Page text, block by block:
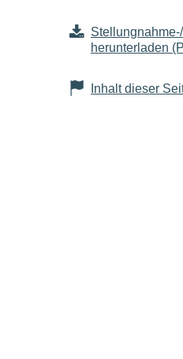
herunterladen
Inhalt dieser